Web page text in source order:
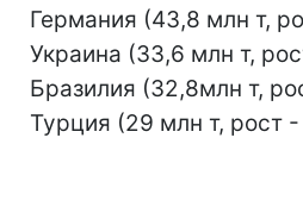
Германия (43,8 млн т,
Украина (33,6 млн т,
Бразилия (32,8млн т,
Турция (29 млн т, рост -